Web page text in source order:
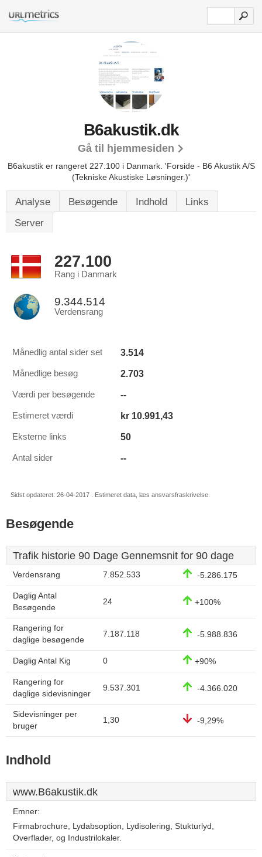
B6akustik.dk
Gå til hjemmesiden
B6akustik er rangeret 227.100 i Danmark. 'Forside - B6 Akustik A/S
(Tekniske Akustiske Løsninger.)'
Analyse Besøgende Indhold
Links
Server
227.100
Rang i Danmark
9.344.514
Verdensrang
Månedlig antal sider set 3.514
Månedlige besøg 2.703
Værdi per besøgende --
Estimeret værdi kr 10.991,43
Eksterne links 50
Antal sider --
Sidst opdateret: 26-04-2017 . Estimeret data, læs ansvarsfraskrivelse.
Besøgende
Trafik historie 90 Dage Gennemsnit for 90 dage
Verdensrang 7.852.533 -5.286.175
Daglig Antal
Besøgende
24 +100%
Rangering for
daglige besøgende
7.187.118 -5.988.836
Daglig Antal Kig 0 +90%
Rangering for
daglige sidevisninger
9.537.301 -4.366.020
Sidevisninger per
bruger
1,30 -9,29%
Indhold
www.B6akustik.dk
Emner:
Firmabrochure, Lydabsoption, Lydisolering, Stukturlyd,
Overflader, og Industrilokaler.